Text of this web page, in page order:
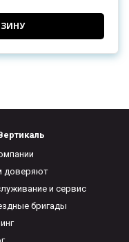
доверяют
и сервис
бригады